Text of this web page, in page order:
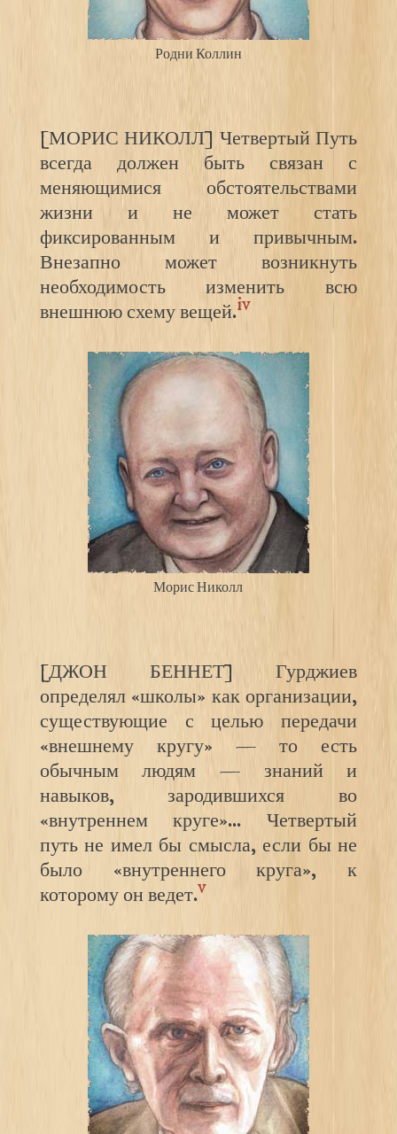
Родни Коллин
[МОРИС НИКОЛЛ] Четвертый Путь
всегда должен быть связан с
меняющимися обстоятельствами
жизни и не может стать
фиксированным и привычным.
Внезапно может возникнуть
необходимость изменить всю
внешнюю схему вещей.iv
Морис Николл
[ДЖОН БЕННЕТ] Гурджиев
определял «школы» как организации,
существующие с целью передачи
«внешнему кругу» — то есть
обычным людям — знаний и
навыков, зародившихся во
«внутреннем круге»… Четвертый
путь не имел бы смысла, если бы не
было «внутреннего круга», к
которому он ведет.v